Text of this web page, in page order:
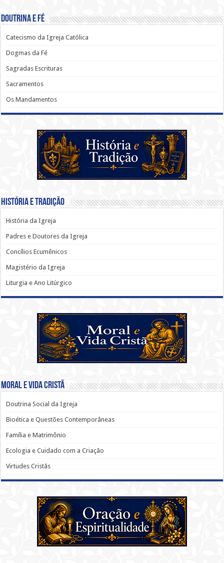
Doutrina e Fé
Catecismo da Igreja Católica
Dogmas da Fé
Sagradas Escrituras
Sacramentos
Os Mandamentos
História e Tradição
História da Igreja
Padres e Doutores da Igreja
Concílios Ecumênicos
Magistério da Igreja
Liturgia e Ano Litúrgico
Moral e Vida Cristã
Doutrina Social da Igreja
Bioética e Questões Contemporâneas
Família e Matrimônio
Ecologia e Cuidado com a Criação
Virtudes Cristãs